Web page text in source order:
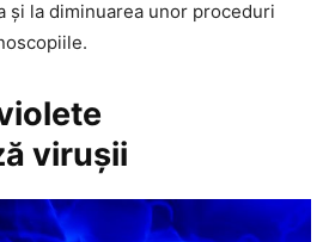
şi la diminuarea unor proceduri
viruşii